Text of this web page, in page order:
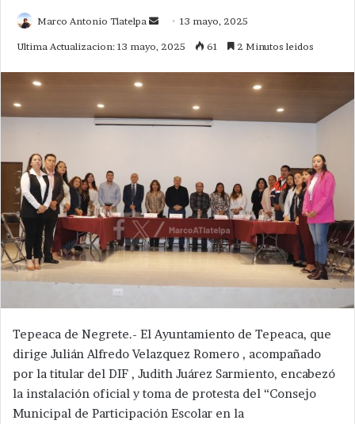
Marco Antonio Tlatelpa
Send13 mayo, 2025
Ultima Actualizacion: 13 mayo, 2025 61 2 Minutos leidos
Tepeaca de Negrete.- El Ayuntamiento de Tepeaca, que
dirige Julián Alfredo Velazquez Romero , acompañado
por la titular del DIF , Judith Juárez Sarmiento, encabezó
la instalación oficial y toma de protesta del “Consejo
Municipal de Participación Escolar en la